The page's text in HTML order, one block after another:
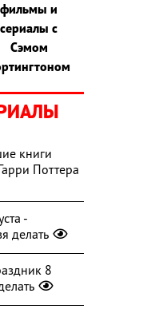
фильмы и
сериалы с
Сэмом
книги
Поттера
-
делать
8